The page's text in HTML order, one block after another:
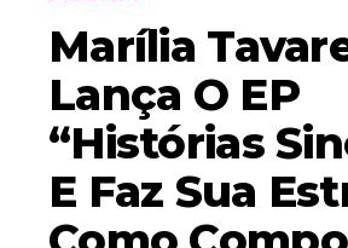
Marília
Lança O EP
“Histórias
E Faz Sua